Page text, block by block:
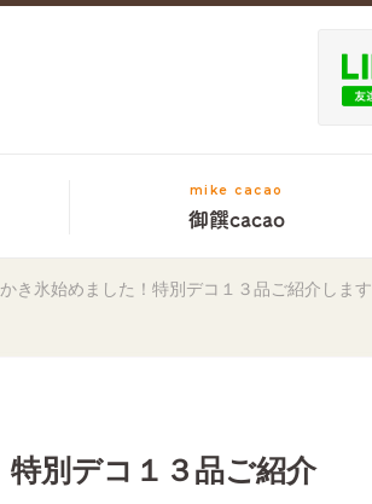
mike cacao
御饌cacao
き氷始めました！特別デコ１３品ご紹介します
別デコ１３品ご紹介